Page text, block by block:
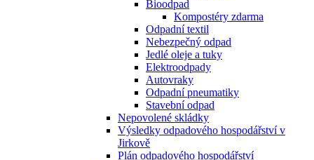
Bioodpad
Kompostéry zdarma
Odpadní textil
Nebezpečný odpad
Jedlé oleje a tuky
Elektroodpady
Autovraky
Odpadní pneumatiky
Stavební odpad
Nepovolené skládky
Výsledky odpadového hospodářství v
Jirkově
Plán odpadového hospodářství